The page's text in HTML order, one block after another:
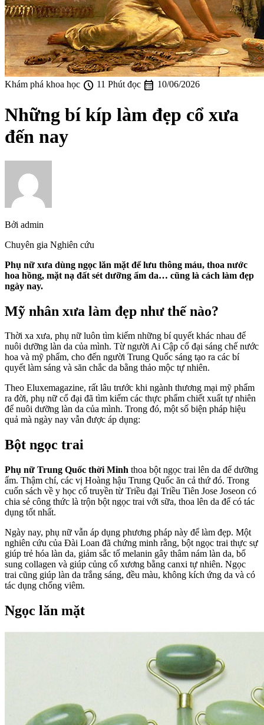
Khám phá khoa học schedule 11 Phút đọc calendar_month 10/06/2026
Những bí kíp làm đẹp cổ xưa
đến nay
Bởi admin
Chuyên gia Nghiên cứu
Phụ nữ xưa dùng ngọc lăn mặt để lưu thông máu, thoa nước
hoa hồng, mặt nạ đất sét dưỡng ẩm da… cũng là cách làm đẹp
ngày nay.
Mỹ nhân xưa làm đẹp như thế nào?
Thời xa xưa, phụ nữ luôn tìm kiếm những bí quyết khác nhau để
nuôi dưỡng làn da của mình. Từ người Ai Cập cổ đại sáng chế nước
hoa và mỹ phẩm, cho đến người Trung Quốc sáng tạo ra các bí
quyết làm sáng và săn chắc da bằng thảo mộc tự nhiên.
Theo Eluxemagazine, rất lâu trước khi ngành thương mại mỹ phẩm
ra đời, phụ nữ cổ đại đã tìm kiếm các thực phẩm chiết xuất tự nhiên
để nuôi dưỡng làn da của mình. Trong đó, một số biện pháp hiệu
quả mà ngày nay vẫn được áp dụng:
Bột ngọc trai
Phụ nữ Trung Quốc thời Minh thoa bột ngọc trai lên da để dưỡng
ẩm. Thậm chí, các vị Hoàng hậu Trung Quốc ăn cả thứ đó. Trong
cuốn sách về y học cổ truyền từ Triều đại Triều Tiên Jose Joseon có
chia sẻ công thức là trộn bột ngọc trai với sữa, thoa lên da để có tác
dụng tốt nhất.
Ngày nay, phụ nữ vẫn áp dụng phương pháp này để làm đẹp. Một
nghiên cứu của Đài Loan đã chứng minh rằng, bột ngọc trai thực sự
giúp trẻ hóa làn da, giảm sắc tố melanin gây thâm nám làn da, bổ
sung collagen và giúp củng cố xương bằng canxi tự nhiên. Ngọc
trai cũng giúp làn da trắng sáng, đều màu, không kích ứng da và có
tác dụng chống viêm.
Ngọc lăn mặt